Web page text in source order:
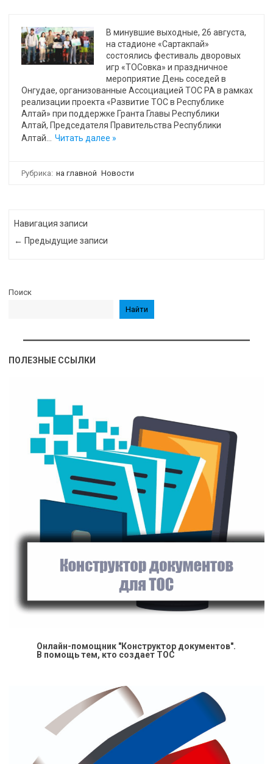
В минувшие выходные, 26 августа,
на стадионе «Сартакпай»
состоялись фестиваль дворовых
игр «ТОСовка» и праздничное
мероприятие День соседей в
Онгудае, организованные Ассоциацией ТОС РА в рамках
реализации проекта «Развитие ТОС в Республике
Алтай» при поддержке Гранта Главы Республики
Алтай, Председателя Правительства Республики
Алтай…
Читать далее »
Рубрика: на главной Новости
Навигация записи
← Предыдущие записи
Поиск
Найти
ПОЛЕЗНЫЕ ССЫЛКИ
Онлайн-помощник "Конструктор документов".
В помощь тем, кто создает ТОС